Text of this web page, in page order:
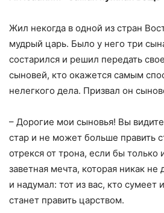
Жил некогда в одной из стран
мудрый царь. Было у него три
состарился и решил передать
сыновей, кто окажется самым
нелегкого дела. Призвал он
– Дорогие мои сыновья! Вы
стар и не может больше править
отрекся от трона, если бы только
заветная мечта, которая никак не
и надумал: тот из вас, кто сумеет
станет править царством.